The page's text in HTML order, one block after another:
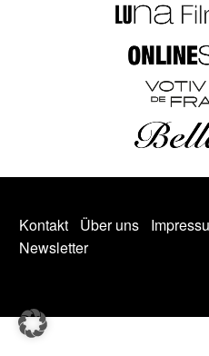
Kontakt Über uns
Newsletter